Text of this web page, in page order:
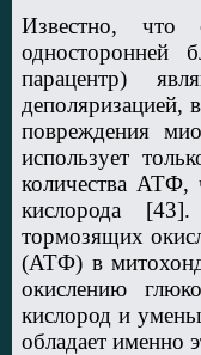
Известно, что
односторонней
парацентр)
деполяризацией,
повреждения
использует
количества
кислорода
тормозящих
(АТФ) в
окислению
кислород и
обладает именно